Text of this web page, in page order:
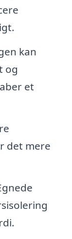
kan
og
et
det mere